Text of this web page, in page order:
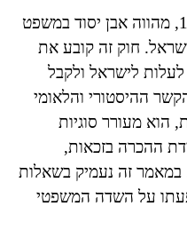
חוק השבות, שנחקק בשנת 1950, מהווה אבן יסוד במשפט
חוק זה קובע את
לישראל ולקבל
ההיסטורי והלאומי
הוא מעורר סוגיות
ההכרה בזכאות,
במאמר זה נעמיק בשאלות
על השדה המשפטי